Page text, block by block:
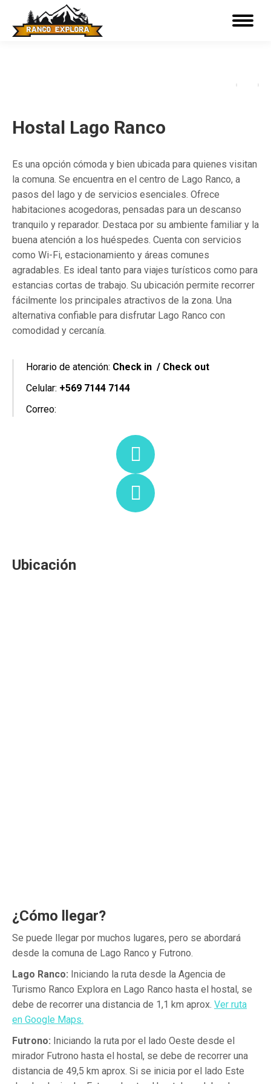
Hostal Lago Ranco
Es una opción cómoda y bien ubicada para quienes visitan
la comuna. Se encuentra en el centro de Lago Ranco, a
pasos del lago y de servicios esenciales. Ofrece
habitaciones acogedoras, pensadas para un descanso
tranquilo y reparador. Destaca por su ambiente familiar y la
buena atención a los huéspedes. Cuenta con servicios
como Wi-Fi, estacionamiento y áreas comunes
agradables. Es ideal tanto para viajes turísticos como para
estancias cortas de trabajo. Su ubicación permite recorrer
fácilmente los principales atractivos de la zona. Una
alternativa confiable para disfrutar Lago Ranco con
comodidad y cercanía.
Horario de atención: Check in / Check out
Celular: +569 7144 7144
Correo:
¿Cómo llegar?
Se puede llegar por muchos lugares, pero se abordará
desde la comuna de Lago Ranco y Futrono.
Lago Ranco: Iniciando la ruta desde la Agencia de
Turismo Ranco Explora en Lago Ranco hasta el hostal, se
debe de recorrer una distancia de 1,1 km aprox. Ver ruta
en Google Maps.
Futrono: Iniciando la ruta por el lado Oeste desde el
mirador Futrono hasta el hostal, se debe de recorrer una
distancia de 49,5 km aprox. Si se inicia por el lado Este
Ubicación